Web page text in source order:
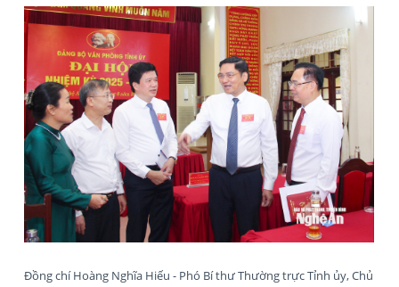
Đồng chí Hoàng Nghĩa Hiếu - Phó Bí thư Thường trực Tỉnh ủy, Chủ